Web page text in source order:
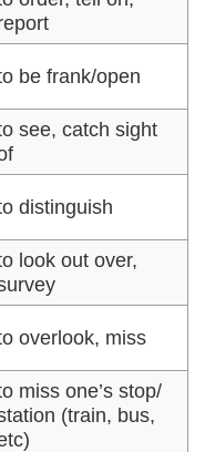
be frank/open
see, catch sight
distinguish
look out over,
overlook, miss
miss one’s stop/
(train, bus,